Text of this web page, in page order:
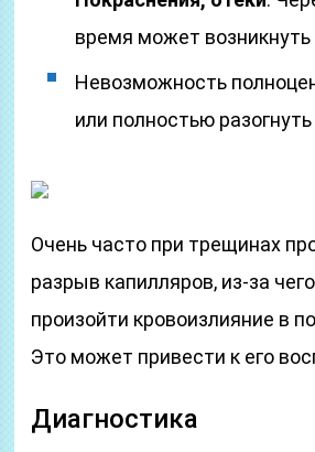
время может
Невозможность
или полностью разогнуть
Очень часто при трещинах
разрыв капилляров, из-за
произойти кровоизлияние в
Это может привести к его
Диагностика